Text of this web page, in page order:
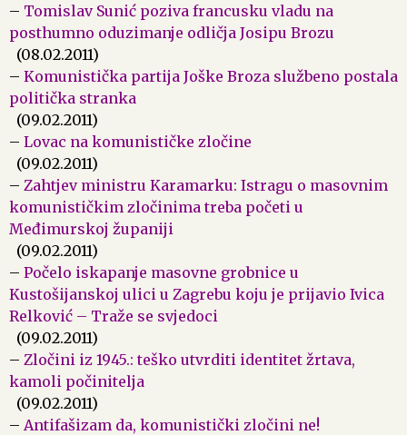
– Tomislav Sunić poziva francusku vladu na
posthumno oduzimanje odličja Josipu Brozu
(08.02.2011)
– Komunistička partija Joške Broza službeno postala
politička stranka
(09.02.2011)
– Lovac na komunističke zločine
(09.02.2011)
– Zahtjev ministru Karamarku: Istragu o masovnim
komunističkim zločinima treba početi u
Međimurskoj županiji
(09.02.2011)
– Počelo iskapanje masovne grobnice u
Kustošijanskoj ulici u Zagrebu koju je prijavio Ivica
Relković – Traže se svjedoci
(09.02.2011)
– Zločini iz 1945.: teško utvrditi identitet žrtava,
kamoli počinitelja
(09.02.2011)
– Antifašizam da, komunistički zločini ne!